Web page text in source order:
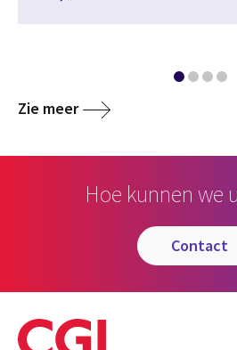
Zie meer
Hoe kunnen we
contact